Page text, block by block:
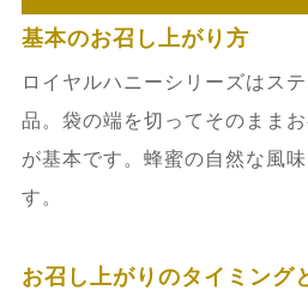
基本のお召し上がり方
ロイヤルハニーシリーズはス
品。袋の端を切ってそのまま
が基本です。蜂蜜の自然な風
す。
お召し上がりのタイミング